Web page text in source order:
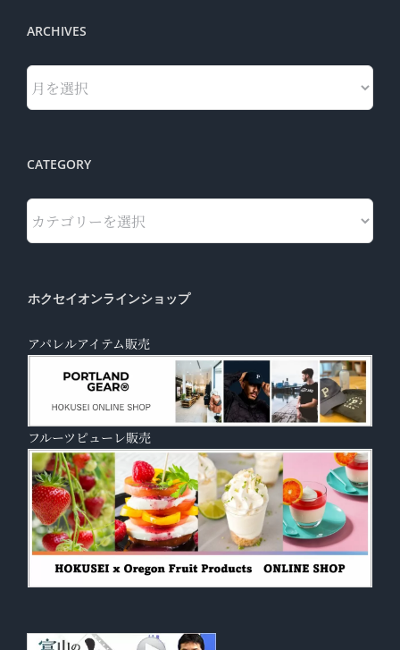
ARCHIVES
Archives
CATEGORY
Category
ホクセイオンラインショップ
アパレルアイテム販売
フルーツピューレ販売